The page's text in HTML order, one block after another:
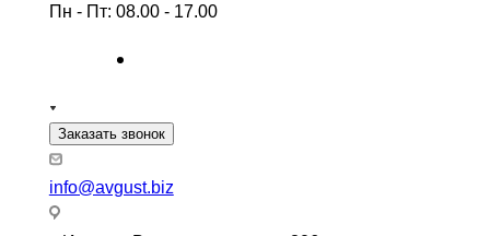
Пн - Пт: 08.00 - 17.00
Заказать звонок
info@avgust.biz